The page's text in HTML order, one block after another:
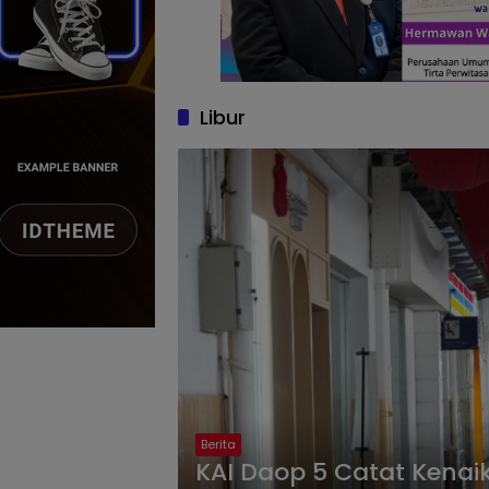
Libur
Berita
KAI Daop 5 Catat